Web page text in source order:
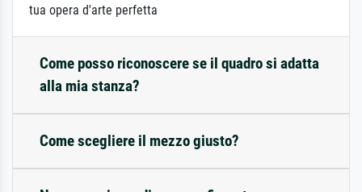
tua opera d'arte perfetta
Come posso riconoscere se il quadro si adatta
alla mia stanza?
Come scegliere il mezzo giusto?